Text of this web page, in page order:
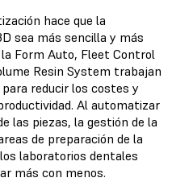
hace que la
sea más sencilla y más
Form Auto, Fleet Control
Resin System trabajan
reducir los costes y
Al automatizar
las piezas, la gestión de la
de preparación de la
laboratorios dentales
más con menos.